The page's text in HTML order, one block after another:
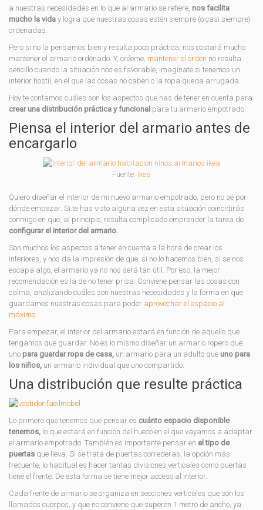
a nuestras necesidades en lo que al armario se refiere, nos facilita
mucho la vida y logra que nuestras cosas estén siempre (o casi siempre)
ordenadas.
Pero si no la pensamos bien y resulta poco práctica, nos costará mucho
mantener el armario ordenado. Y, créeme, mantener el orden no resulta
sencillo cuando la situación nos es favorable, imagínate si tenemos un
interior hostil, en el que las cosas no caben o la ropa queda arrugada.
Hoy te contamos cuáles son los aspectos que has de tener en cuenta para
crear una distribución práctica y funcional para tu armario empotrado.
Piensa el interior del armario antes de
encargarlo
Fuente: Ikea
Quiero diseñar el interior de mi nuevo armario empotrado, pero no sé por
dónde empezar. Si te has visto alguna vez en esta situación coincidirás
conmigo en que, al principio, resulta complicado emprender la tarea de
configurar el interior del armario.
Son muchos los aspectos a tener en cuenta a la hora de crear los
interiores, y nos da la impresión de que, si no lo hacemos bien, si se nos
escapa algo, el armario ya no nos será tan útil. Por eso, la mejor
recomendación es la de no tener prisa. Conviene pensar las cosas con
calma, analizando cuáles son nuestras necesidades y la forma en que
guardamos nuestras cosas para poder aprovechar el espacio al
máximo.
Para empezar, el interior del armario estará en función de aquello que
tengamos que guardar. No es lo mismo diseñar un armario ropero que
uno para guardar ropa de casa, un armario para un adulto que uno para
los niños, un armario individual que uno compartido.
Una distribución que resulte práctica
Lo primero que tenemos que pensar es cuánto espacio disponible
tenemos, lo que estará en función del hueco en el que vayamos a adaptar
el armario empotrado. También es importante pensar en el tipo de
puertas que lleva. Si se trata de puertas correderas, la opción más
frecuente, lo habitual es hacer tantas divisiones verticales como puertas
tiene el frente. De esta forma se tiene mejor acceso al interior.
Cada frente de armario se organiza en secciones verticales que son los
llamados cuerpos, y que no conviene que superen 1 metro de ancho, ya